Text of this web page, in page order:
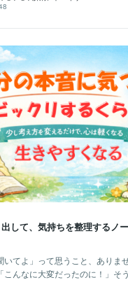
して、気持ちを整理するノ
いてよ」って思うこと、ありま
こんなに大変だったのに！」そ